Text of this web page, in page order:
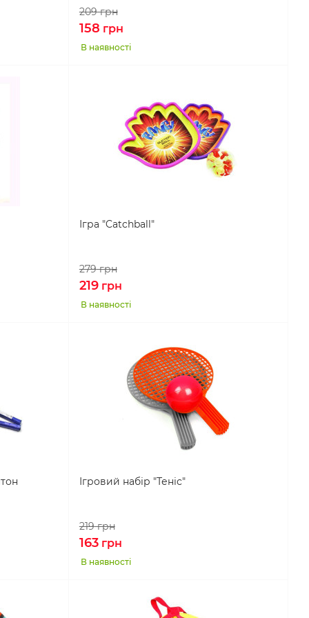
209грн
158 грн
В наявності
Ігра "Catchball"
279грн
219грн
В наявності
Ігровий набір "Теніс"
219грн
163грн
В наявності